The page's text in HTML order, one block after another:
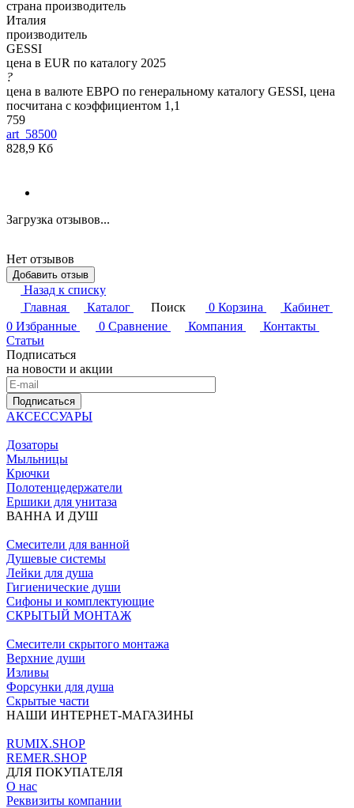
страна производитель
Италия
производитель
GESSI
цена в EUR по каталогу 2025
?
цена в валюте ЕВРО по генеральному каталогу GESSI, цена
посчитана с коэффициентом 1,1
759
art_58500
828,9 Кб
Загрузка отзывов...
Нет отзывов
Добавить отзыв
Назад к списку
Главная
Каталог Поиск 0 Корзина
Кабинет
0 Избранные 0 Сравнение Компания
Контакты
Статьи
Подписаться
на новости и акции
Подписаться
АКСЕССУАРЫ
Дозаторы
Мыльницы
Крючки
Полотенцедержатели
Ершики для унитаза
ВАННА И ДУШ
Смесители для ванной
Душевые системы
Лейки для душа
Гигиенические души
Сифоны и комплектующие
СКРЫТЫЙ МОНТАЖ
Смесители скрытого монтажа
Верхние души
Изливы
Форсунки для душа
Скрытые части
НАШИ ИНТЕРНЕТ-МАГАЗИНЫ
RUMIX.SHOP
REMER.SHOP
ДЛЯ ПОКУПАТЕЛЯ
О нас
Реквизиты компании